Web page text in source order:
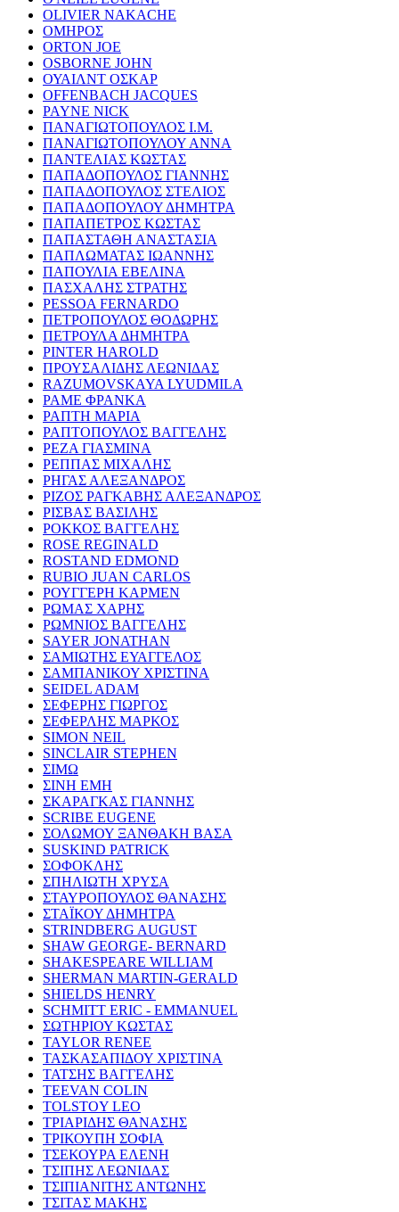
OLIVIER NAKACHE
ΟΜΗΡΟΣ
ORTON JOE
OSBORNE JOHN
ΟΥΑΙΛΝΤ ΟΣΚΑΡ
OFFENBACH JACQUES
PAYNE NICK
ΠΑΝΑΓΙΩΤΟΠΟΥΛΟΣ Ι.Μ.
ΠΑΝΑΓΙΩΤΟΠΟΥΛΟΥ ΑΝΝΑ
ΠΑΝΤΕΛΙΑΣ ΚΩΣΤΑΣ
ΠΑΠΑΔΟΠΟΥΛΟΣ ΓΙΑΝΝΗΣ
ΠΑΠΑΔΟΠΟΥΛΟΣ ΣΤΕΛΙΟΣ
ΠΑΠΑΔΟΠΟΥΛΟΥ ΔΗΜΗΤΡΑ
ΠΑΠΑΠΕΤΡΟΣ ΚΩΣΤΑΣ
ΠΑΠΑΣΤΑΘΗ ΑΝΑΣΤΑΣΙΑ
ΠΑΠΛΩΜΑΤΑΣ ΙΩΑΝΝΗΣ
ΠΑΠΟΥΛΙΑ ΕΒΕΛΙΝΑ
ΠΑΣΧΑΛΗΣ ΣΤΡΑΤΗΣ
PESSOA FERNARDO
ΠΕΤΡΟΠΟΥΛΟΣ ΘΟΔΩΡΗΣ
ΠΕΤΡΟΥΛΑ ΔΗΜΗΤΡΑ
PINTER HAROLD
ΠΡΟΥΣΑΛΙΔΗΣ ΛΕΩΝΙΔΑΣ
RAZUMOVSKAYA LYUDMILA
ΡΑΜΕ ΦΡΑΝΚΑ
ΡΑΠΤΗ ΜΑΡΙΑ
ΡΑΠΤΟΠΟΥΛΟΣ ΒΑΓΓΕΛΗΣ
ΡΕΖΑ ΓΙΑΣΜΙΝΑ
ΡΕΠΠΑΣ ΜΙΧΑΛΗΣ
ΡΗΓΑΣ ΑΛΕΞΑΝΔΡΟΣ
ΡΙΖΟΣ ΡΑΓΚΑΒΗΣ ΑΛΕΞΑΝΔΡΟΣ
ΡΙΣΒΑΣ ΒΑΣΙΛΗΣ
ΡΟΚΚΟΣ ΒΑΓΓΕΛΗΣ
ROSE REGINALD
ROSTAND EDMOND
RUBIO JUAN CARLOS
ΡΟΥΓΓΕΡΗ ΚΑΡΜΕΝ
ΡΩΜΑΣ ΧΑΡΗΣ
ΡΩΜΝΙΟΣ ΒΑΓΓΕΛΗΣ
SAYER JONATHAN
ΣΑΜΙΩΤΗΣ ΕΥΑΓΓΕΛΟΣ
ΣΑΜΠΑΝΙΚΟΥ ΧΡΙΣΤΙΝΑ
SEIDEL ADAM
ΣΕΦΕΡΗΣ ΓΙΩΡΓΟΣ
ΣΕΦΕΡΛΗΣ ΜΑΡΚΟΣ
SIMON NEIL
SINCLAIR STEPHEN
ΣΙΜΩ
ΣΙΝΗ ΕΜΗ
ΣΚΑΡΑΓΚΑΣ ΓΙΑΝΝΗΣ
SCRIBE EUGENE
ΣΟΛΩΜΟΥ ΞΑΝΘΑΚΗ ΒΑΣΑ
SUSKIND PATRICK
ΣΟΦΟΚΛΗΣ
ΣΠΗΛΙΩΤΗ ΧΡΥΣΑ
ΣΤΑΥΡΟΠΟΥΛΟΣ ΘΑΝΑΣΗΣ
ΣΤΑΪΚΟΥ ΔΗΜΗΤΡΑ
STRINDBERG AUGUST
SHAW GEORGE- BERNARD
SHAKESPEARE WILLIAM
SHERMAN MARTIN-GERALD
SHIELDS HENRY
SCHMITT ERIC - EMMANUEL
ΣΩΤΗΡΙΟΥ ΚΩΣΤΑΣ
TAYLOR RENEE
ΤΑΣΚΑΣΑΠΙΔΟΥ ΧΡΙΣΤΙΝΑ
ΤΑΤΣΗΣ ΒΑΓΓΕΛΗΣ
TEEVAN COLIN
TOLSTOY LEO
ΤΡΙΑΡΙΔΗΣ ΘΑΝΑΣΗΣ
ΤΡΙΚΟΥΠΗ ΣΟΦΙΑ
ΤΣΕΚΟΥΡΑ ΕΛΕΝΗ
ΤΣΙΠΗΣ ΛΕΩΝΙΔΑΣ
ΤΣΙΠΙΑΝΙΤΗΣ ΑΝΤΩΝΗΣ
ΤΣΙΤΑΣ ΜΑΚΗΣ